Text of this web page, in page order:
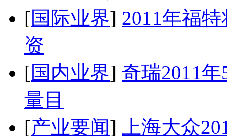
[国际业界] 2011年福
资
[国内业界] 奇瑞2011
量目
[产业要闻]
上海大众